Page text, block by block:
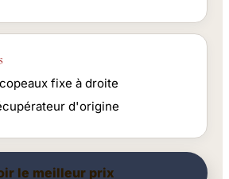
fixe à droite
d'origine
le meilleur prix